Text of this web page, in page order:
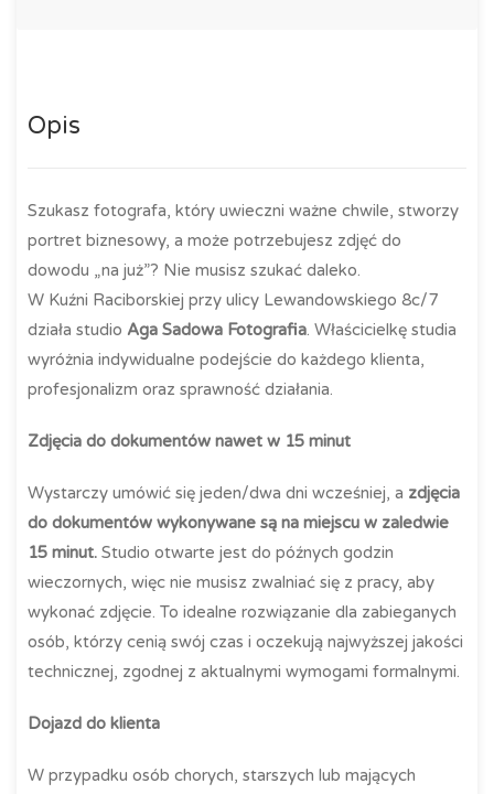
Opis
Szukasz fotografa, który uwieczni ważne chwile, stworzy
portret biznesowy, a może potrzebujesz zdjęć do
dowodu „na już”? Nie musisz szukać daleko.
W Kuźni Raciborskiej przy ulicy Lewandowskiego 8c/7
działa studio Aga Sadowa Fotografia. Właścicielkę studia
wyróżnia indywidualne podejście do każdego klienta,
profesjonalizm oraz sprawność działania.
Zdjęcia do dokumentów nawet w 15 minut
Wystarczy umówić się jeden/dwa dni wcześniej, a zdjęcia
do dokumentów wykonywane są na miejscu w zaledwie
15 minut. Studio otwarte jest do późnych godzin
wieczornych, więc nie musisz zwalniać się z pracy, aby
wykonać zdjęcie. To idealne rozwiązanie dla zabieganych
osób, którzy cenią swój czas i oczekują najwyższej jakości
technicznej, zgodnej z aktualnymi wymogami formalnymi.
Dojazd do klienta
W przypadku osób chorych, starszych lub mających